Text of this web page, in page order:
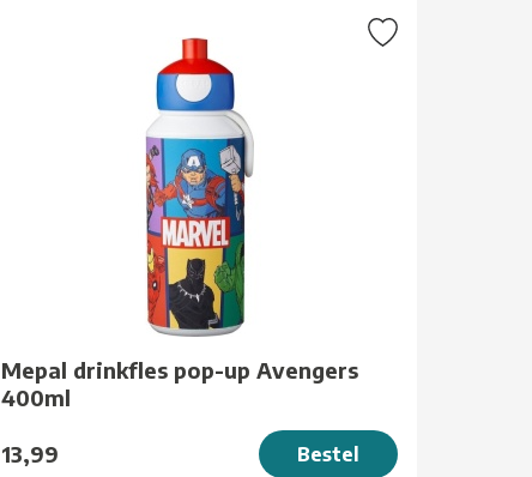
Mepal drinkfles pop-up Avengers
400ml
13,99 Bestel